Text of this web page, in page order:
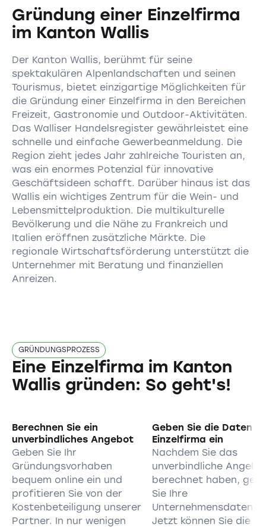
Gründung einer Einzelfirma
im Kanton Wallis
Der Kanton Wallis, berühmt für seine
spektakulären Alpenlandschaften und seinen
Tourismus, bietet einzigartige Möglichkeiten für
die Gründung einer Einzelfirma in den Bereichen
Freizeit, Gastronomie und Outdoor-Aktivitäten.
Das Walliser Handelsregister gewährleistet eine
schnelle und einfache Gewerbeanmeldung. Die
Region zieht jedes Jahr zahlreiche Touristen an,
was ein enormes Potenzial für innovative
Geschäftsideen schafft. Darüber hinaus ist das
Wallis ein wichtiges Zentrum für die Wein- und
Lebensmittelproduktion. Die multikulturelle
Bevölkerung und die Nähe zu Frankreich und
Italien eröffnen zusätzliche Märkte. Die
regionale Wirtschaftsförderung unterstützt die
Unternehmer mit Beratung und finanziellen
Anreizen.
GRÜNDUNGSPROZESS
Eine Einzelfirma im Kanton
Wallis gründen: So geht's!
Berechnen Sie ein
unverbindliches Angebot
Geben Sie Ihr
Gründungsvorhaben
bequem online ein und
profitieren Sie von der
Kostenbeteiligung unserer
Partner. In nur wenigen
Geben Sie die Daten
Einzelfirma ein
Nachdem Sie das
unverbindliche
berechnet haben,
Sie Ihre
Unternehmensdaten
Jetzt können Sie die